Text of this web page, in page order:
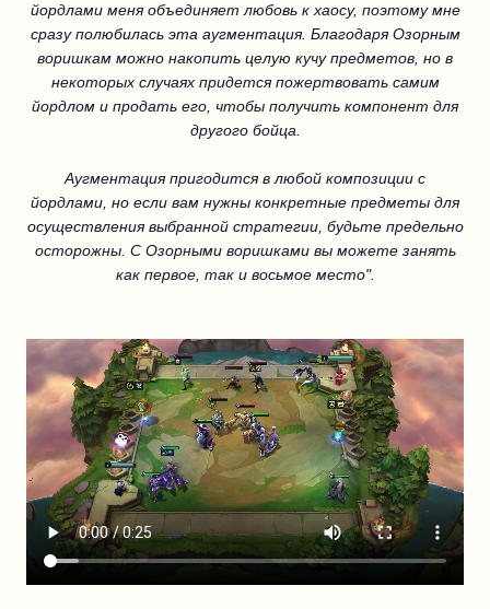
йордлами меня объединяет любовь к хаосу, поэтому мне
сразу полюбилась эта аугментация. Благодаря Озорным
воришкам можно накопить целую кучу предметов, но в
некоторых случаях придется пожертвовать самим
йордлом и продать его, чтобы получить компонент для
другого бойца.
Аугментация пригодится в любой композиции с
йордлами, но если вам нужны конкретные предметы для
осуществления выбранной стратегии, будьте предельно
осторожны. С Озорными воришками вы можете занять
как первое, так и восьмое место".